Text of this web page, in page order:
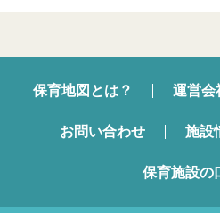
保育地図とは？ 運営会
お問い合わせ 施設
保育施設の